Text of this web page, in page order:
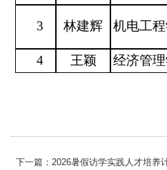
3 林建辉 机电工
4
王颖 经济管
下一篇：2026暑假访学实践人才培养